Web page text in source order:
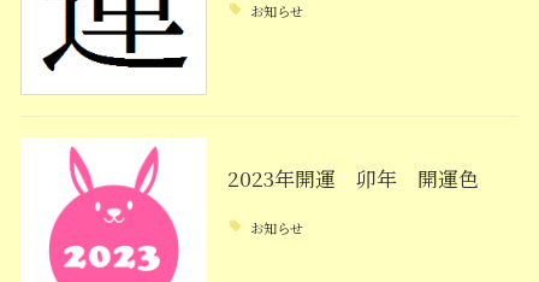
お知らせ
2023年開運 卯年 開運色
お知らせ